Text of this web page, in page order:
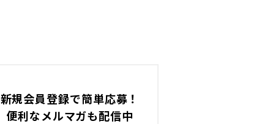
新規会員登録で簡単応募！
便利なメルマガも配信中